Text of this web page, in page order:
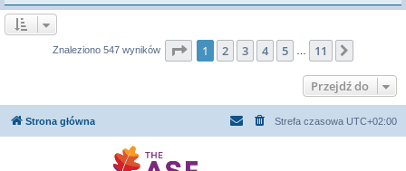
Znaleziono 547 wyników Strona z11
1 2 3 4 5 11
Przejdź do
Strona główna Strefa czasowa UTC+02:00